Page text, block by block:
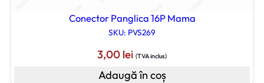
Conector Panglica 16P Mama
SKU: PVS269
3,00 lei (TVA inclus)
Adaugă în coș